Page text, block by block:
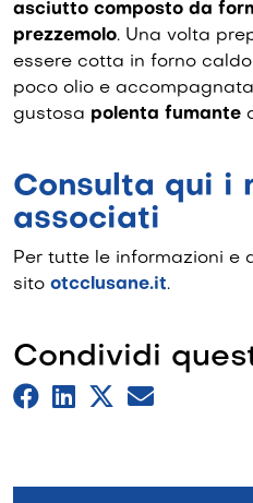
asciutto composto da
prezzemolo. Una volta
essere cotta in forno
poco olio e
gustosa polenta fumante
Consulta qui i
associati
Per tutte le informazioni e
sito otcclusane.it.
Condividi